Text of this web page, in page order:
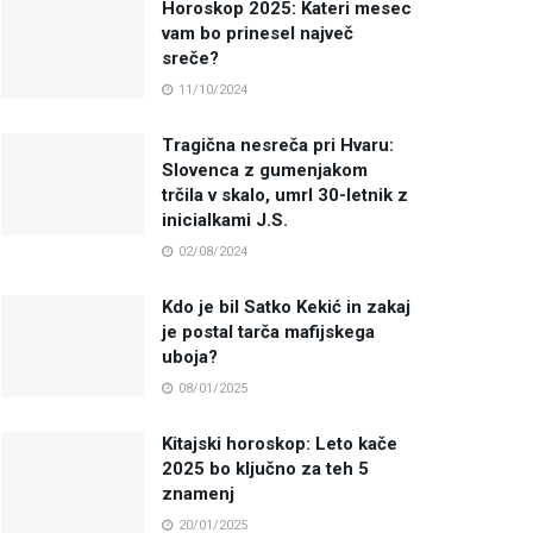
Horoskop 2025: Kateri mesec
vam bo prinesel največ
sreče?
11/10/2024
Tragična nesreča pri Hvaru:
Slovenca z gumenjakom
trčila v skalo, umrl 30-letnik z
inicialkami J.S.
02/08/2024
Kdo je bil Satko Kekić in zakaj
je postal tarča mafijskega
uboja?
08/01/2025
Kitajski horoskop: Leto kače
2025 bo ključno za teh 5
znamenj
20/01/2025